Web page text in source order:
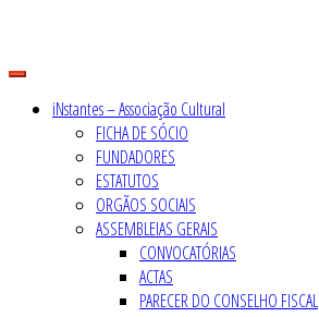
content
iNstantes – Associação Cultural
FICHA DE SÓCIO
FUNDADORES
ESTATUTOS
ORGÃOS SOCIAIS
ASSEMBLEIAS GERAIS
CONVOCATÓRIAS
ACTAS
PARECER DO CONSELHO FISCAL